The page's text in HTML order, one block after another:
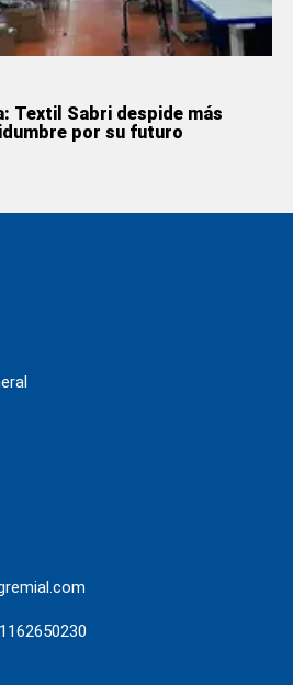
Textil Sabri despide más
por su futuro